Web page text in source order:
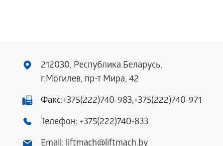
212030, Республика Беларусь,
г.Могилев, пр-т Мира, 42
Факс:+375(222)740-983,+375(222)740-971
Телефон: +375(222)740-833
Email: liftmach@liftmach.by